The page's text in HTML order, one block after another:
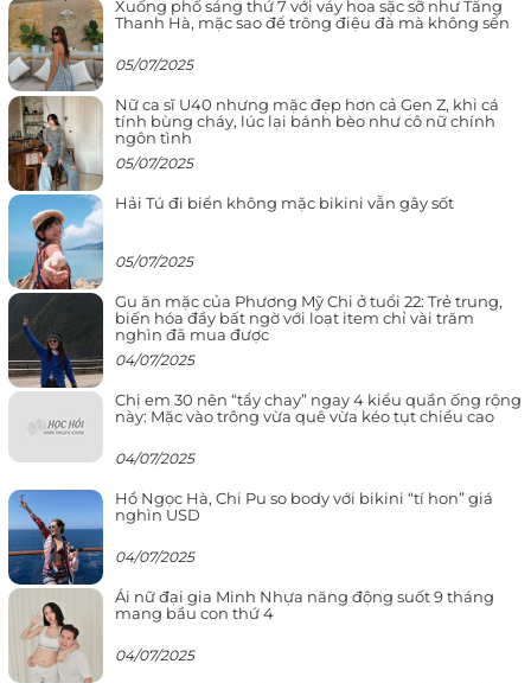
Xuống phố sáng thứ 7 với váy hoa sặc sỡ như Tăng
Thanh Hà, mặc sao để trông điệu đà mà không sến
05/07/2025
Nữ ca sĩ U40 nhưng mặc đẹp hơn cả Gen Z, khi cá
tính bùng cháy, lúc lại bánh bèo như cô nữ chính
ngôn tình
05/07/2025
Hải Tú đi biển không mặc bikini vẫn gây sốt
05/07/2025
Gu ăn mặc của Phương Mỹ Chi ở tuổi 22: Trẻ trung,
biến hóa đầy bất ngờ với loạt item chỉ vài trăm
nghìn đã mua được
04/07/2025
Chị em 30 nên “tẩy chay” ngay 4 kiểu quần ống rộng
này: Mặc vào trông vừa quê vừa kéo tụt chiều cao
04/07/2025
Hồ Ngọc Hà, Chi Pu so body với bikini “tí hon” giá
nghìn USD
04/07/2025
Ái nữ đại gia Minh Nhựa năng động suốt 9 tháng
mang bầu con thứ 4
04/07/2025